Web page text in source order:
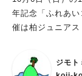
年記念「ふれあい
催は柏ジュニアス
する子どものための弦楽
店頭。（柏駅南口より徒
ジモト